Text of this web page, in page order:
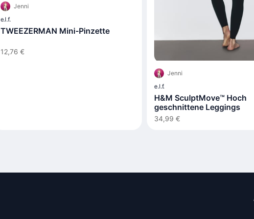
Jenni
e.l.f.
TWEEZERMAN Mini-Pinzette
12,76 €
Jenni
e.l.f.
H&M SculptMove™ Hoch
geschnittene Leggings
34,99 €